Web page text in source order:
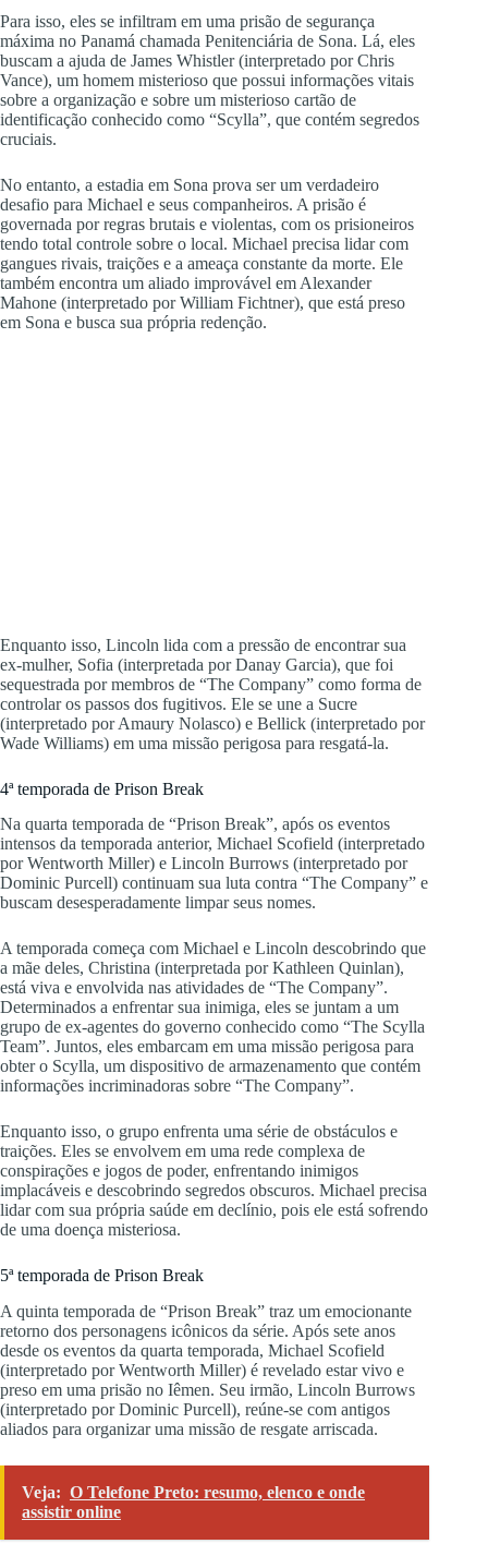
Para isso, eles se infiltram em uma prisão de segurança
máxima no Panamá chamada Penitenciária de Sona. Lá, eles
buscam a ajuda de James Whistler (interpretado por Chris
Vance), um homem misterioso que possui informações vitais
sobre a organização e sobre um misterioso cartão de
identificação conhecido como “Scylla”, que contém segredos
cruciais.
No entanto, a estadia em Sona prova ser um verdadeiro
desafio para Michael e seus companheiros. A prisão é
governada por regras brutais e violentas, com os prisioneiros
tendo total controle sobre o local. Michael precisa lidar com
gangues rivais, traições e a ameaça constante da morte. Ele
também encontra um aliado improvável em Alexander
Mahone (interpretado por William Fichtner), que está preso
em Sona e busca sua própria redenção.
Enquanto isso, Lincoln lida com a pressão de encontrar sua
ex-mulher, Sofia (interpretada por Danay Garcia), que foi
sequestrada por membros de “The Company” como forma de
controlar os passos dos fugitivos. Ele se une a Sucre
(interpretado por Amaury Nolasco) e Bellick (interpretado por
Wade Williams) em uma missão perigosa para resgatá-la.
4ª temporada de Prison Break
Na quarta temporada de “Prison Break”, após os eventos
intensos da temporada anterior, Michael Scofield (interpretado
por Wentworth Miller) e Lincoln Burrows (interpretado por
Dominic Purcell) continuam sua luta contra “The Company” e
buscam desesperadamente limpar seus nomes.
A temporada começa com Michael e Lincoln descobrindo que
a mãe deles, Christina (interpretada por Kathleen Quinlan),
está viva e envolvida nas atividades de “The Company”.
Determinados a enfrentar sua inimiga, eles se juntam a um
grupo de ex-agentes do governo conhecido como “The Scylla
Team”. Juntos, eles embarcam em uma missão perigosa para
obter o Scylla, um dispositivo de armazenamento que contém
informações incriminadoras sobre “The Company”.
Enquanto isso, o grupo enfrenta uma série de obstáculos e
traições. Eles se envolvem em uma rede complexa de
conspirações e jogos de poder, enfrentando inimigos
implacáveis e descobrindo segredos obscuros. Michael precisa
lidar com sua própria saúde em declínio, pois ele está sofrendo
de uma doença misteriosa.
5ª temporada de Prison Break
A quinta temporada de “Prison Break” traz um emocionante
retorno dos personagens icônicos da série. Após sete anos
desde os eventos da quarta temporada, Michael Scofield
(interpretado por Wentworth Miller) é revelado estar vivo e
preso em uma prisão no Iêmen. Seu irmão, Lincoln Burrows
(interpretado por Dominic Purcell), reúne-se com antigos
aliados para organizar uma missão de resgate arriscada.
Veja: O Telefone Preto: resumo, elenco e onde
assistir online